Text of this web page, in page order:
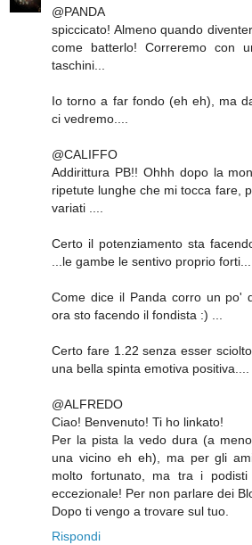
@PANDA
spiccicato! Almeno quando
come batterlo! Correremo con
taschini...
Io torno a far fondo (eh eh), ma
ci vedremo....
@CALIFFO
Addirittura PB!! Ohhh dopo la
ripetute lunghe che mi tocca fare,
variati ....
Certo il potenziamento sta
...le gambe le sentivo proprio forti...
Come dice il Panda corro un po'
ora sto facendo il fondista :) ...
Certo fare 1.22 senza esser
una bella spinta emotiva positiva....
@ALFREDO
Ciao! Benvenuto! Ti ho linkato!
Per la pista la vedo dura (a
una vicino eh eh), ma per gli
molto fortunato, ma tra i podisti
eccezionale! Per non parlare dei
Dopo ti vengo a trovare sul tuo.
Rispondi